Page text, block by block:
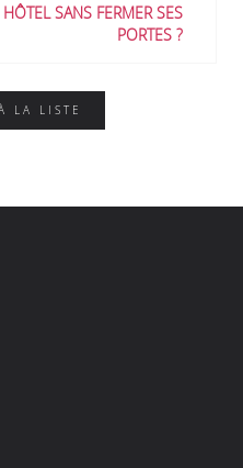
SANS FERMER SES
PORTES ?
LA LISTE